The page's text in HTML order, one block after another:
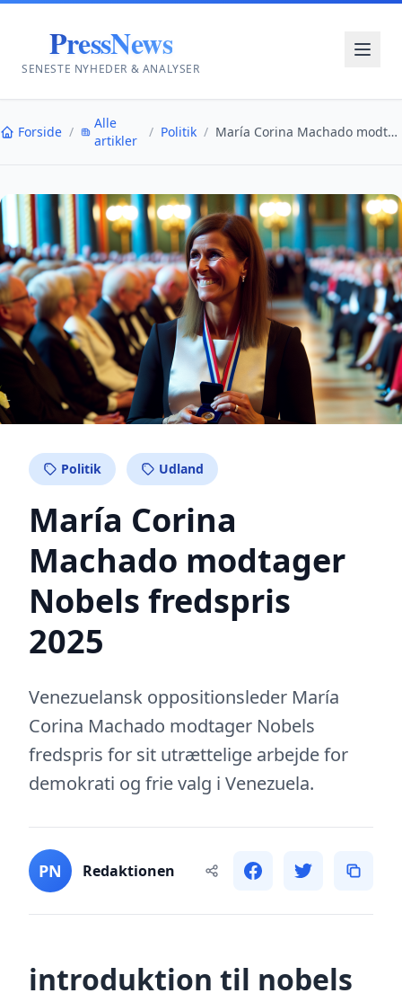
PressNews
SENESTE NYHEDER & ANALYSER
Forside /
Alle
artikler
/ Politik / María Corina Machado modtager Nobels fredspris 202...
Politik Udland
María Corina
Machado modtager
Nobels fredspris
2025
Venezuelansk oppositionsleder María
Corina Machado modtager Nobels
fredspris for sit utrættelige arbejde for
demokrati og frie valg i Venezuela.
PN Redaktionen
introduktion til nobels